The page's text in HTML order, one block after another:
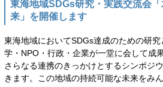
東海地域SDGs研究・実践交流会
来」を開催します
東海地域においてSDGs達成のための研
学・NPO・行政・企業が一堂に会して成
さらなる連携のきっかけとするシンポジ
きます。この地域の持続可能な未来をみ